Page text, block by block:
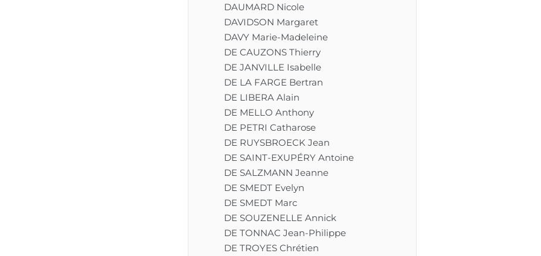
DAUMARD Nicole
DAVIDSON Margaret
DAVY Marie-Madeleine
DE CAUZONS Thierry
DE JANVILLE Isabelle
DE LA FARGE Bertran
DE LIBERA Alain
DE MELLO Anthony
DE PETRI Catharose
DE RUYSBROECK Jean
DE SAINT-EXUPÉRY Antoine
DE SALZMANN Jeanne
DE SMEDT Evelyn
DE SMEDT Marc
DE SOUZENELLE Annick
DE TONNAC Jean-Philippe
DE TROYES Chrétien